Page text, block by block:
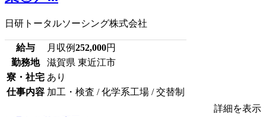
日研トータルソーシング株式会社
給与 月収例252,000円
勤務地
滋賀県 東近江市
寮・社宅 あり
仕事内容 加工・検査 / 化学系工場 / 交替制
詳細を表示